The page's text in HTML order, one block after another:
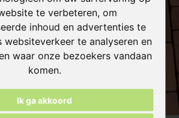
te verbeteren, om
inhoud en advertenties te
websiteverkeer te analyseren en
waar onze bezoekers vandaan
komen.
Ik ga akkoord